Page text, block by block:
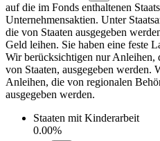
auf die im Fonds enthaltenen
Unternehmensaktien. Unter
die von Staaten ausgegeben
Geld leihen. Sie haben eine feste
Wir berücksichtigen nur Anleihen,
von Staaten, ausgegeben werden.
Anleihen, die von regionalen
ausgegeben werden.
Staaten mit Kinderarbeit
0.00%